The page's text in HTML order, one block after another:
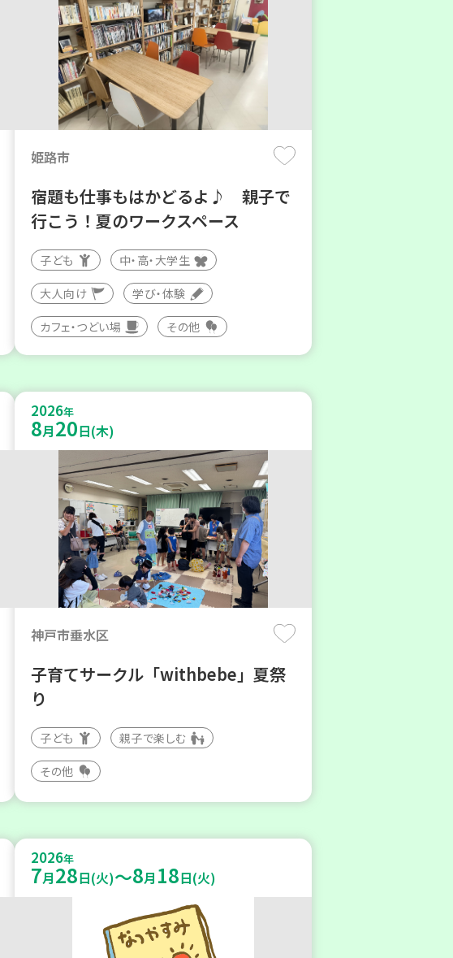
姫路市
宿題も仕事もはかどるよ♪ 親子で
行こう！夏のワークスペース
子ども 中・高・大学生
大人向け 学び・体験
カフェ・つどい場 その他
2026年
8月20日(木)
神戸市垂水区
子育てサークル「withbebe」夏祭
り
子ども 親子で楽しむ
その他
2026年
7月28日(火)～8月 18日(火)